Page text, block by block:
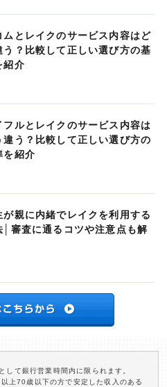
ムとレイクのサービス内容はど
う？比較して正しい選び方の基
紹介
フルとレイクのサービス内容は
違う？比較して正しい選び方の
を紹介
が親に内緒でレイクを利用する
│審査に通るコツや注意点も解
して銀行営業時間内に限られます。
上70歳以下の方で安定した収入のある